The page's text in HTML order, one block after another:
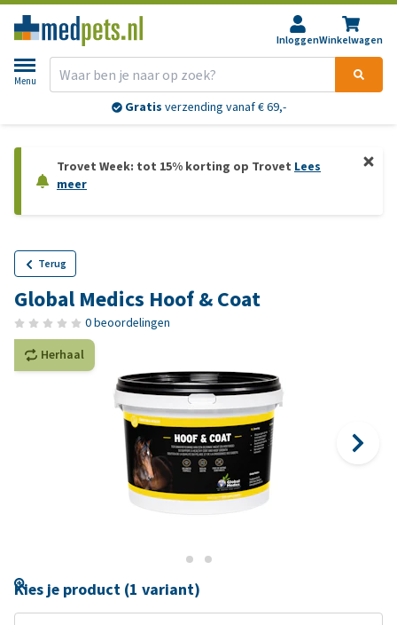
InloggenWinkelwagen
Menu
Gratis verzending vanaf € 69,-
Trovet Week: tot 15% korting op Trovet Lees
meer
Terug
Global Medics Hoof & Coat
0 beoordelingen
Herhaal
Kies je product (1 variant)